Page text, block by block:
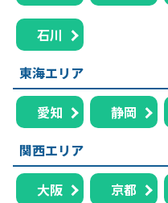
石川
東海エリア
愛知 静岡
関西エリア
大阪 京都